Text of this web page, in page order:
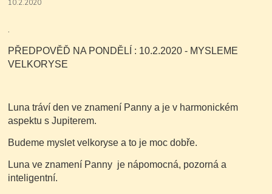
10.2.2020
.
PŘEDPOVĚĎ NA PONDĚLÍ : 10.2.2020 - MYSLEME
VELKORYSE
Luna tráví den ve znamení Panny a je v harmonickém
aspektu s Jupiterem.
Budeme myslet velkoryse a to je moc dobře.
Luna ve znamení Panny je nápomocná, pozorná a
inteligentní.